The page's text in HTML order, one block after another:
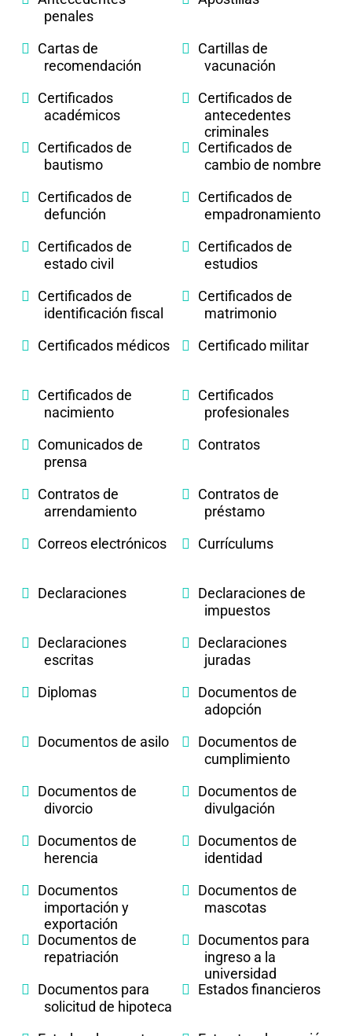
penales
Cartas de
recomendación
Cartillas de
vacunación
Certificados
académicos
Certificados de
antecedentes
criminales
Certificados de
bautismo
Certificados de
cambio de nombre
Certificados de
defunción
Certificados de
empadronamiento
Certificados de
estado civil
Certificados de
estudios
Certificados de
identificación fiscal
Certificados de
matrimonio
Certificados médicos
Certificado militar
Certificados de
nacimiento
Certificados
profesionales
Comunicados de
prensa
Contratos
Contratos de
arrendamiento
Contratos de
préstamo
Correos electrónicos
Currículums
Declaraciones
Declaraciones de
impuestos
Declaraciones
escritas
Declaraciones
juradas
Diplomas
Documentos de
adopción
Documentos de asilo
Documentos de
cumplimiento
Documentos de
divorcio
Documentos de
divulgación
Documentos de
herencia
Documentos de
identidad
Documentos
importación y
exportación
Documentos de
mascotas
Documentos de
repatriación
Documentos para
ingreso a la
universidad
Documentos para
solicitud de hipoteca
Estados financieros